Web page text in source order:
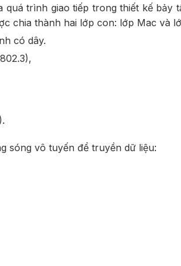
trình giao tiếp trong thiết kế bảy
chia thành hai lớp con: lớp Mac và
có dây.
sóng vô tuyến để truyền dữ liệu: